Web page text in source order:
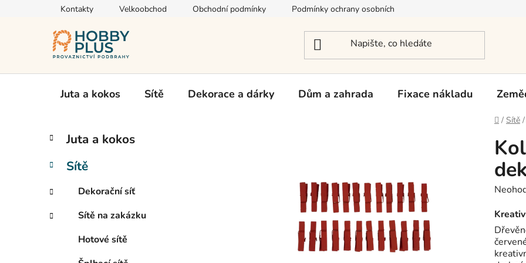
Kontakty Velkoobchod Obchodní podmínky Podmínky ochrany osobních údajů
Juta a kokos Sítě Dekorace a dárky Dům a zahrada Fixace nákladu
Domů
/ Sítě /
P
s
r
a
n
Přeskočit
kategorie
K
a
e
o
i
Juta a kokos
Sítě
Dekorační síť
Sítě na zakázku
Hotové sítě
je
0,0
z
5